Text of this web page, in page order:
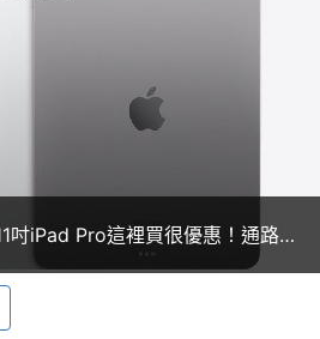
素 125 度超廣角鏡頭，外層覆
倍數位變焦、智慧型 HDR 4
操作體驗。螢幕上方設有
Pro 11 (2022) Wi-Fi 512GB
器上方 12mm 就能被偵測到，
供靈活多用表現，享受絕佳工作
11 inch
密度 265 ppi
亮度 600 nits
吋iPad Pro這裡買很優惠！通路最
次看(2024.5)